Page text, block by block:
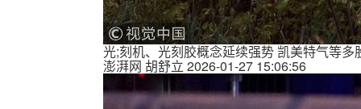
光;刻机、光刻胶概念延续强势 凯美特气等多
澎湃网 胡舒立 2026-01-27 15:06:56